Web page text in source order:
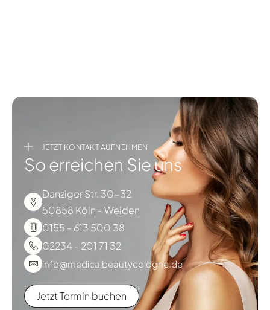
JETZT KONTAKT AUFNEHMEN
So erreichen Sie uns
Danziger Str. 30-32
50858 Köln - Weiden
0155 - 613 500 38
02234 - 201 71 32
info@medicalbeautycologne.de
Jetzt Termin buchen